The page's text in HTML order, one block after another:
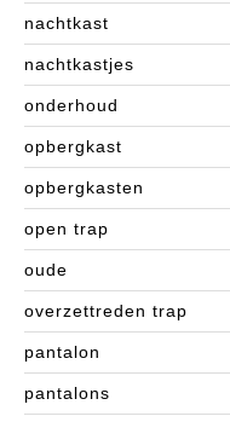
nachtkast
nachtkastjes
onderhoud
opbergkast
opbergkasten
open trap
oude
overzettreden trap
pantalon
pantalons